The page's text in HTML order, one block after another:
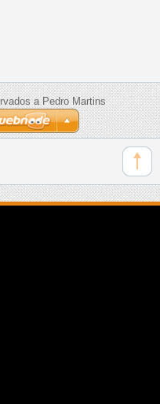
a Pedro Martins